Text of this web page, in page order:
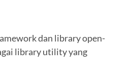
dan library open-
library utility yang